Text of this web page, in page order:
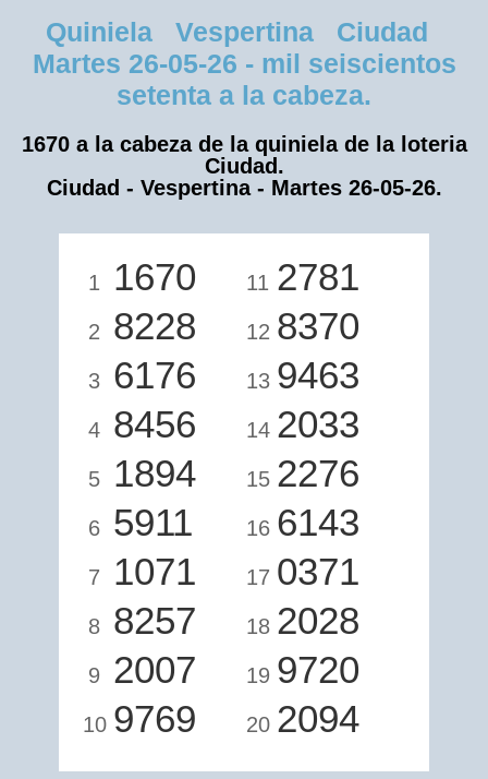
Quiniela Vespertina Ciudad
Martes 26-05-26 - mil seiscientos
setenta a la cabeza.
1670 a la cabeza de la quiniela de la loteria
Ciudad.
Ciudad - Vespertina - Martes 26-05-26.
1 1670
2 8228
3 6176
4 8456
5 1894
6 5911
7 1071
8 8257
9 2007
10 9769
11 2781
12 8370
13 9463
14 2033
15 2276
16 6143
17 0371
18 2028
19 9720
20 2094